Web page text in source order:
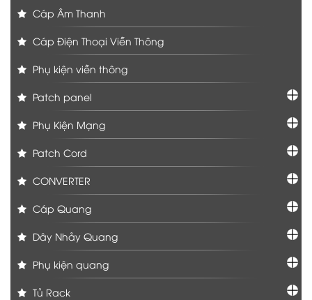
Cáp Âm Thanh
Cáp Điện Thoại Viễn Thông
Phụ kiện viễn thông
Patch panel
Phụ Kiện Mạng
Patch Cord
CONVERTER
Cáp Quang
Dây Nhảy Quang
Phụ kiện quang
Tủ Rack